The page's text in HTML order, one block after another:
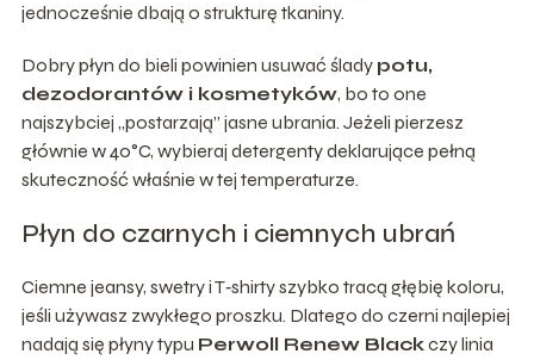
jednocześnie dbają o strukturę tkaniny.
Dobry płyn do bieli powinien usuwać ślady potu,
dezodorantów i kosmetyków, bo to one
najszybciej „postarzają” jasne ubrania. Jeżeli pierzesz
głównie w 40°C, wybieraj detergenty deklarujące pełną
skuteczność właśnie w tej temperaturze.
Płyn do czarnych i ciemnych ubrań
Ciemne jeansy, swetry i T‑shirty szybko tracą głębię koloru,
jeśli używasz zwykłego proszku. Dlatego do czerni najlepiej
nadają się płyny typu Perwoll Renew Blackczy linia